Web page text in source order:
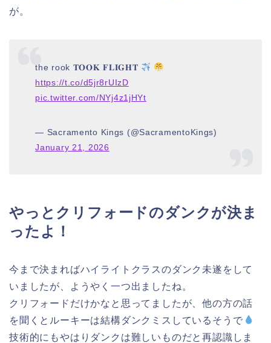
が。
the rook 𝐓𝐎𝐎𝐊 𝐅𝐋𝐈𝐆𝐇𝐓
https://t.co/d5jr8rUIzD
pic.twitter.com/NYj4z1jHYt
— Sacramento Kings (@SacramentoKings)
January 21, 2026
やっとクリフォードのダンクが決ま
ったよ！
今まで決まればハイライトクラスのダンク未遂をして
いましたが、ようやく一つ出ましたね。
クリフォードだけかなと思ってましたが、他の方の話
を聞くとルーキーは結構ダンクミスしているそうで
技術的にもやはりダンクは難しいものだと再認識しま